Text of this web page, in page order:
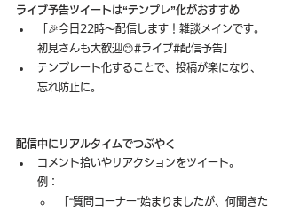
ライブ予告ツイートは“テンプレ”化がおすすめ
「🎉今日22時〜配信します！雑談メインです。
初見さんも大歓迎😊#ライブ#配信予告」
テンプレート化することで、投稿が楽になり、
忘れ防止に。
配信中にリアルタイムでつぶやく
コメント拾いやリアクションをツイート。
例：
「“質問コーナー”始まりましたが、何聞きた